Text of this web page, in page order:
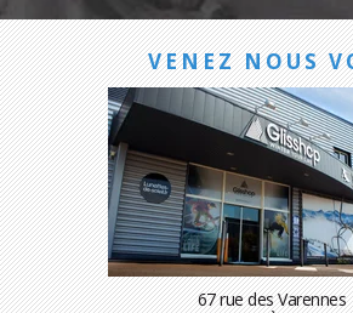
VENEZ NOUS
67 rue des Varennes